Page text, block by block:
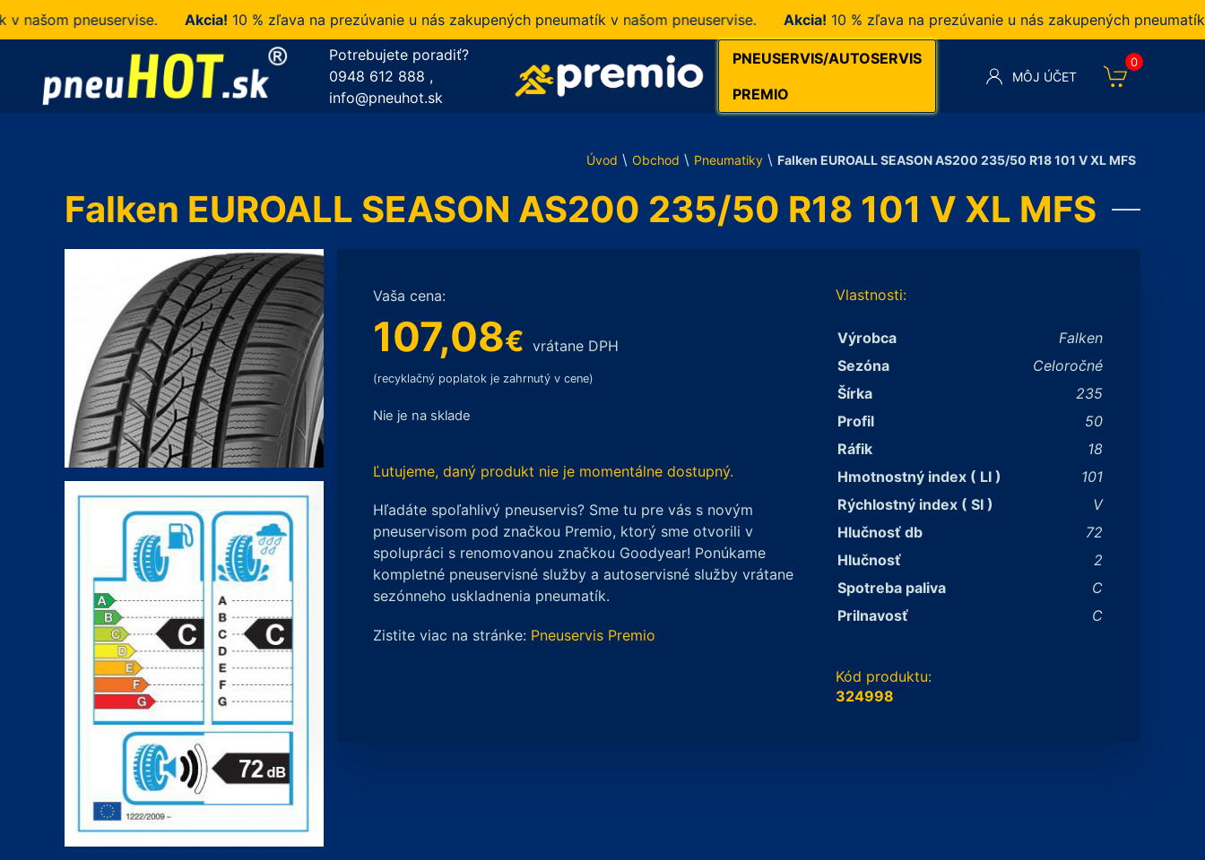
pneuservise. Akcia!10 % zľava na prezúvanie u nás zakupených pneumatík v našom pneuservise. Akcia!10 % zľava na prezúvanie u nás zakupených pneumatík v
Potrebujete poradiť?
0948 612 888 ,
info@pneuhot.sk
PNEUSERVIS/AUTOSERVIS
PREMIO
MÔJ ÚČET
0
Úvod \ Obchod \ Pneumatiky \ Falken EUROALL SEASON AS200 235/50 R18 101 V XL MFS
Falken EUROALL SEASON AS200 235/50 R18 101 V XL MFS
Vaša cena:
107,08€ vrátane DPH
(recyklačný poplatok je zahrnutý v cene)
Nie je na sklade
Ľutujeme, daný produkt nie je momentálne dostupný.
Hľadáte spoľahlivý pneuservis? Sme tu pre vás s novým
pneuservisom pod značkou Premio, ktorý sme otvorili v
spolupráci s renomovanou značkou Goodyear! Ponúkame
kompletné pneuservisné služby a autoservisné služby vrátane
sezónneho uskladnenia pneumatík.
Zistite viac na stránke: Pneuservis Premio
Vlastnosti:
Výrobca
Falken
Sezóna
Celoročné
Šírka
235
Profil
50
Ráfik
18
Hmotnostný index ( LI )
101
Rýchlostný index ( SI )
V
Hlučnosť db
72
Hlučnosť
2
Spotreba paliva
C
Prilnavosť
C
Kód produktu:
324998